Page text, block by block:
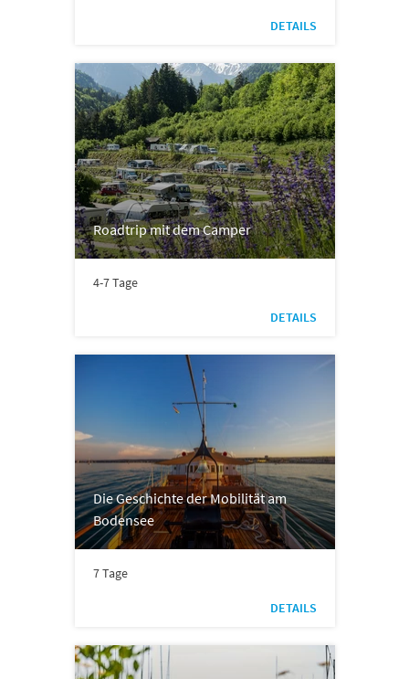
DETAILS
Roadtrip mit dem Camper
4-7 Tage
DETAILS
Die Geschichte der Mobilität am
Bodensee
7 Tage
DETAILS